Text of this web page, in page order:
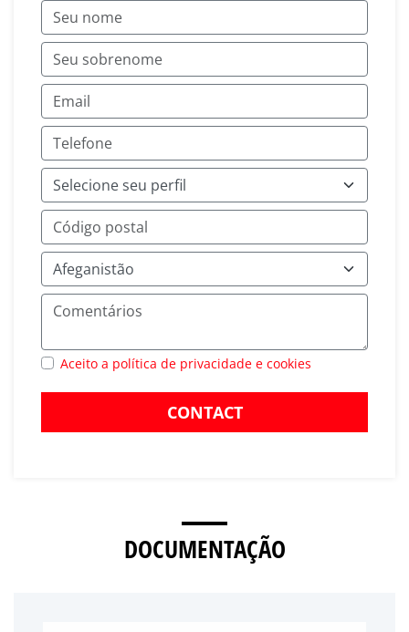
Aceito a política de privacidade e cookies
CONTACT
DOCUMENTAÇÃO